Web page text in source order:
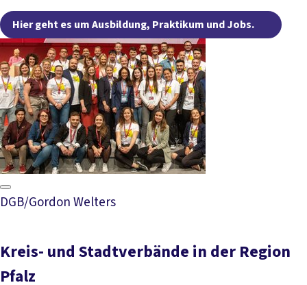
Hier geht es um Ausbildung, Praktikum und Jobs.
DGB/Gordon Welters
Kreis- und Stadtverbände in der Region
Pfalz